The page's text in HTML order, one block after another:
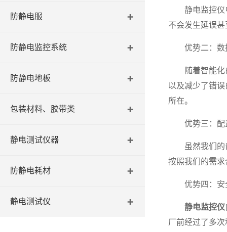
防静电服
防静电监控系统
防静电地板
包装材料、胶带类
静电测试仪器
防静电耗材
静电测试仪
静电监控仪中
不会发生延误
优势二：数
随着智能化的
以及减少了错
所在。
优势三：配
虽然我们的静
按照我们的需
优势四：安
静电监控仪
厂前经过了多